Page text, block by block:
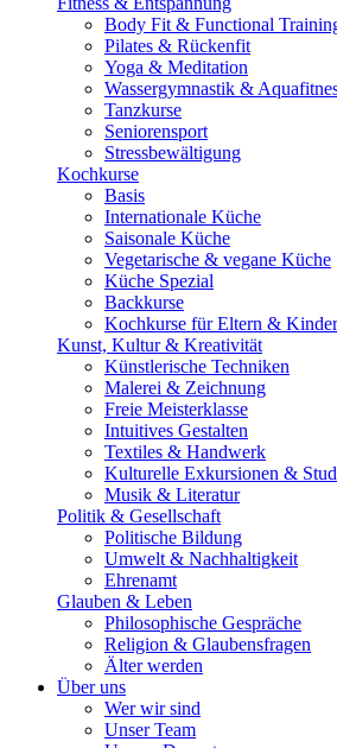
Body Fit & Functional
Pilates & Rückenfit
Yoga & Meditation
Wassergymnastik &
Tanzkurse
Seniorensport
Stressbewältigung
Kochkurse
Basis
Internationale Küche
Saisonale Küche
Vegetarische & vegane Küche
Küche Spezial
Backkurse
Kochkurse für Eltern & Kinder
Kunst, Kultur & Kreativität
Künstlerische Techniken
Malerei & Zeichnung
Freie Meisterklasse
Intuitives Gestalten
Textiles & Handwerk
Kulturelle Exkursionen &
Musik & Literatur
Politik & Gesellschaft
Politische Bildung
Umwelt & Nachhaltigkeit
Ehrenamt
Glauben & Leben
Philosophische Gespräche
Religion & Glaubensfragen
Älter werden
Über uns
Wer wir sind
Unser Team